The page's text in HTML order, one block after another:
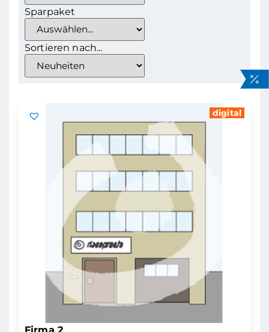
Sparpaket
Sortieren nach...
digital
Firma 2